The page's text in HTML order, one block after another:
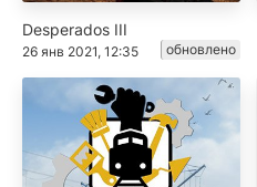
Desperados III
26 янв 2021, 12:35 обновлено